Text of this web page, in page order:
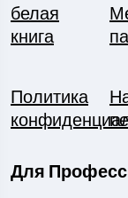
белая
книга
Политика
Для